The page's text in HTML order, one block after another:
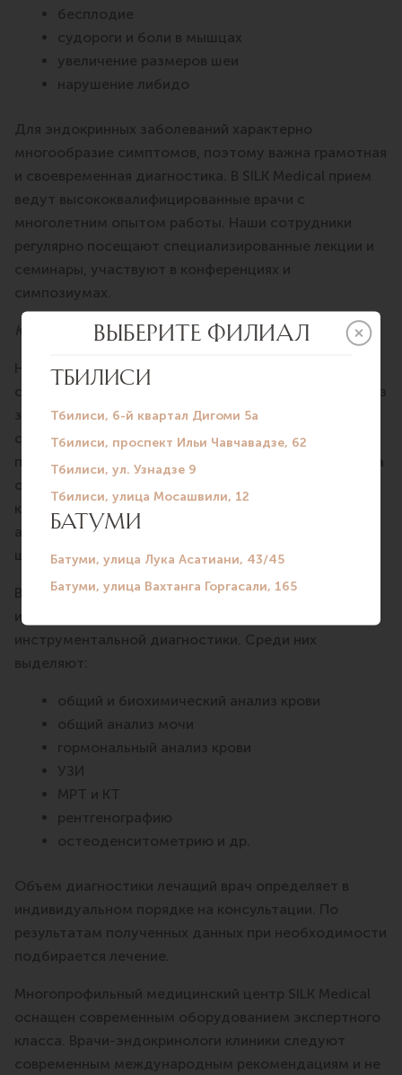
бесплодие
судороги и боли в мышцах
увеличение размеров шеи
нарушение либидо
Для эндокринных заболеваний характерно
многообразие симптомов, поэтому важна грамотная
и своевременная диагностика. В SILK Medical прием
ведут высококвалифицированные врачи с
многолетним опытом работы. Наши сотрудники
регулярно посещают специализированные лекции и
семинары, участвуют в конференциях и
симпозиумах.
Как проходит прием у эндокринолога
На первичной консультации эндокринолог
спрашивает пациента о жалобах и собирает анамнез
заболевания и жизни. Врач выясняет характер
симптомов, время их появления и возможные
причины. Далее врач приступает к осмотру. Сначала
оценивает телосложение пациента, состояние его
кожи и тип оволосения. Затем измеряет
артериальное давление и пульс, ощупывает
щитовидную железу и лимфатические узлы.
В эндокринологии для подтверждения диагноза
используются различные методы лабораторной и
инструментальной диагностики. Среди них
выделяют:
общий и биохимический анализ крови
общий анализ мочи
гормональный анализ крови
УЗИ
МРТ и КТ
рентгенографию
остеоденситометрию и др.
Объем диагностики лечащий врач определяет в
индивидуальном порядке на консультации. По
результатам полученных данных при необходимости
подбирается лечение.
Многопрофильный медицинский центр SILK Medical
оснащен современным оборудованием экспертного
класса. Врачи-эндокринологи клиники следуют
современным международным рекомендациям и не